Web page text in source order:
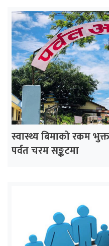
स्वास्थ्य बिमाको रकम
पर्वत चरम सङ्कटमा